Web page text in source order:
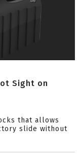
Sight on
that allows
slide without